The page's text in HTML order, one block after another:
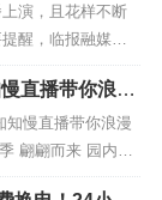
结果” 的相
时人工服务
时人工服务 河北
8月20日，河北省
务服务便民热线管